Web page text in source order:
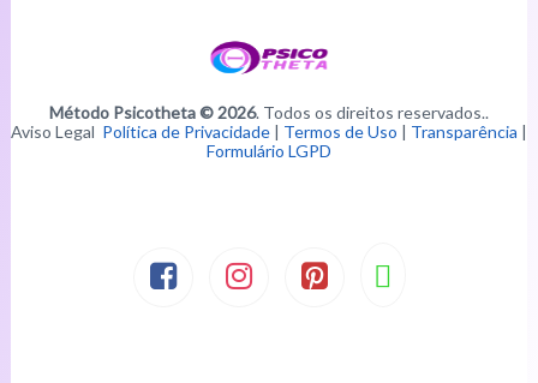
Método Psicotheta © 2026. Todos os direitos reservados..
Aviso Legal Política de Privacidade | Termos de Uso | Transparência |
Formulário LGPD